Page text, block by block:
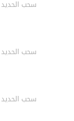
سحب الحديد
سحب الحديد
سحب الحديد